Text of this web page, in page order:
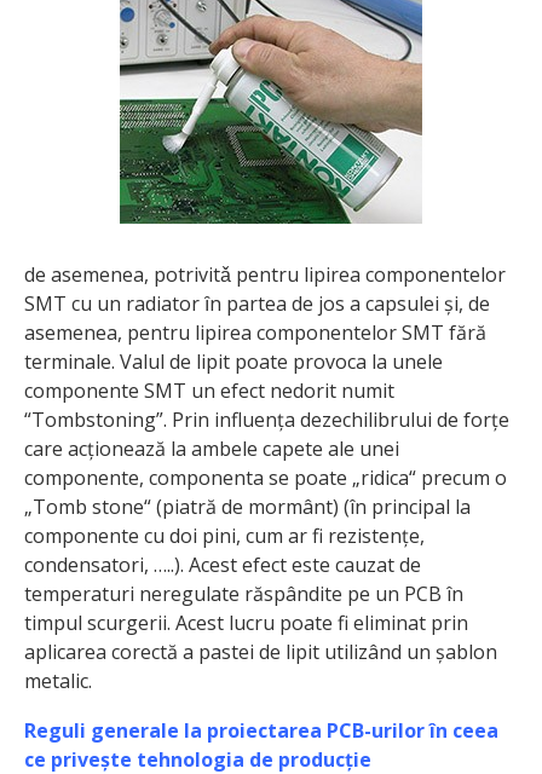
de asemenea, potrivitǎ pentru lipirea componentelor
SMT cu un radiator ȋn partea de jos a capsulei și, de
asemenea, pentru lipirea componentelor SMT fără
terminale. Valul de lipit poate provoca la unele
componente SMT un efect nedorit numit
“Tombstoning”. Prin influența dezechilibrului de forțe
care acționează la ambele capete ale unei
componente, componenta se poate „ridica“ precum o
„Tomb stone“ (piatră de mormânt) (în principal la
componente cu doi pini, cum ar fi rezistențe,
condensatori, …..). Acest efect este cauzat de
temperaturi neregulate răspândite pe un PCB în
timpul scurgerii. Acest lucru poate fi eliminat prin
aplicarea corectă a pastei de lipit utilizând un șablon
metalic.
Reguli generale la proiectarea PCB-urilor în ceea
ce privește tehnologia de producție